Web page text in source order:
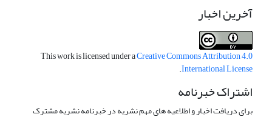
آخرین اخبار
This work is licensed under aCreative Commons Attribution 4.0
International License
.
اشتراک خبرنامه
برای دریافت اخبار و اطلاعیه های مهم نشریه در خبرنامه نشریه مشترک